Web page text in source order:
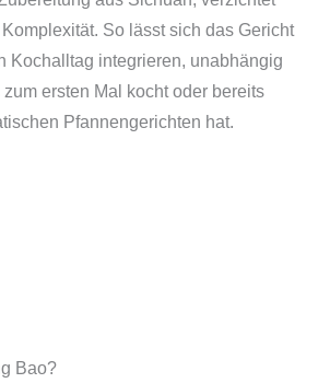
So lässt sich das Gericht
Kochalltag integrieren, unabhängig
ersten Mal kocht oder bereits
Pfannengerichten hat.
Bao?